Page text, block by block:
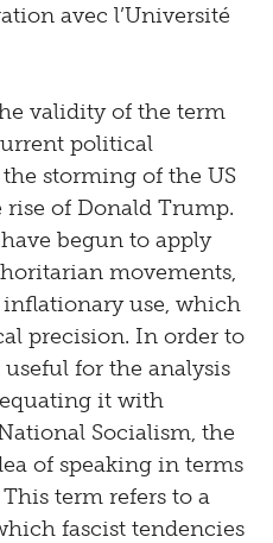
avec l’Université
validity of the term
political
storming of the US
rise of Donald Trump.
begun to apply
movements,
use, which
precision. In order to
for the analysis
it with
Socialism, the
of speaking in terms
term refers to a
fascist tendencies